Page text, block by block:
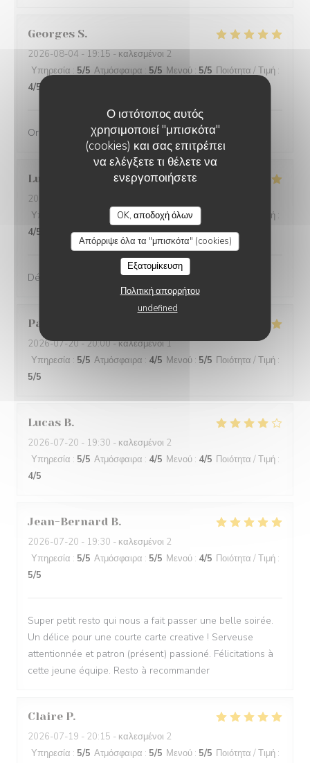
Ο ιστότοπος αυτός
χρησιμοποιεί "μπισκότα"
(cookies) και σας επιτρέπει
να ελέγξετε τι θέλετε να
ενεργοποιήσετε
OK, αποδοχή όλων
Απόρριψε όλα τα "μπισκότα" (cookies)
Εξατομίκευση
Πολιτική απορρήτου
undefined
Georges S
2026-08-04 - 19:15 - καλεσμένοι 2
Υπηρεσία : 5/5 Ατμόσφαιρα : 5/5 Μενού : 5/5 Ποιότητα / Τιμή :
4/5
Original, délicieux et servi avec amabilité
Lucie
2026-08-01
Υπηρεσία
Ατμόσφαιρα:5/5 Μενού Ποιότητα / Τιμή :
4/5
Délicieux, raffiné et original. Je recommande !
Pascal
2026-07-20- 20:00 - καλεσμένοι 1
Υπηρεσία : 5/5 Ατμόσφαιρα : 4/5 Μενού : 5/5 Ποιότητα / Τιμή :
5/5
Lucas B
2026-07-20 - 19:30 - καλεσμένοι 2
Υπηρεσία : 5/5 Ατμόσφαιρα : 4/5 Μενού : 4/5 Ποιότητα / Τιμή :
4/5
Jean-Bernard B
2026-07-20 - 19:30 - καλεσμένοι 2
Υπηρεσία : 5/5 Ατμόσφαιρα : 5/5 Μενού : 4/5 Ποιότητα / Τιμή :
5/5
Super petit resto qui nous a fait passer une belle soirée.
Un délice pour une courte carte creative ! Serveuse
attentionnée et patron (présent) passioné. Félicitations à
cette jeune équipe. Resto à recommander
Claire P
2026-07-19 - 20:15 - καλεσμένοι 2
Υπηρεσία : 5/5 Ατμόσφαιρα : 5/5 Μενού : 5/5 Ποιότητα / Τιμή :